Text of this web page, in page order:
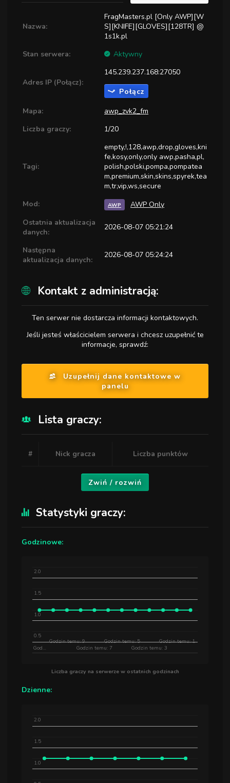
Nazwa:
FragMasters.pl [Only AWP][W
S][KNIFE][GLOVES][128TR] @
1s1k.pl
Stan serwera:
Aktywny
Adres IP (Połącz):
145.239.237.168:27050
Połącz
Mapa:
awp_zvk2_fm
Liczba graczy:
1/20
Tagi:
empty,!,128,awp,drop,gloves,kni
fe,kosy,only,only awp,pasha,pl,
polish,polski,pompa,pompatea
m,premium,skin,skins,spyrek,tea
m,tr,vip,ws,secure
Mod:
AWP
AWP Only
Ostatnia aktualizacja
danych:
2026-08-07 05:21:24
Następna
aktualizacja danych:
2026-08-07 05:24:24
Kontakt z administracją:
Ten serwer nie dostarcza informacji kontaktowych.
Jeśli jesteś właścicielem serwera i chcesz uzupełnić te
informacje, sprawdź:
Uzupełnij dane kontaktowe w
panelu
Lista graczy:
# Nick gracza Liczba punktów
Zwiń / rozwiń
Statystyki graczy:
Godzinowe:
God…
Godzin temu: 9
Godzin temu: 7
Godzin temu: 5
Godzin temu: 3
Godzin temu: 1
0.5
1.0
1.5
2.0
Liczba graczy na serwerze w ostatnich godzinach
Dzienne:
1.0
1.5
2.0